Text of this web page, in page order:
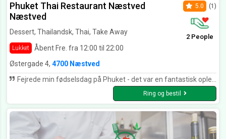
Phuket Thai Restaurant Næstved
Næstved
Dessert, Thailandsk, Thai, Take Away
Lukket Åbent Fre. fra 12:00 til 22:00
5.0 (1)
2 People
Østergade 4, 4700 Næstved
Fejrede min fødselsdag på Phuket - det var en fantastisk oplevelse med mange spændende og yderst velsmagende retter og rigtig fin betjening - så afgjort 5 ⭐️⭐️⭐️⭐️⭐️
Ring og bestil